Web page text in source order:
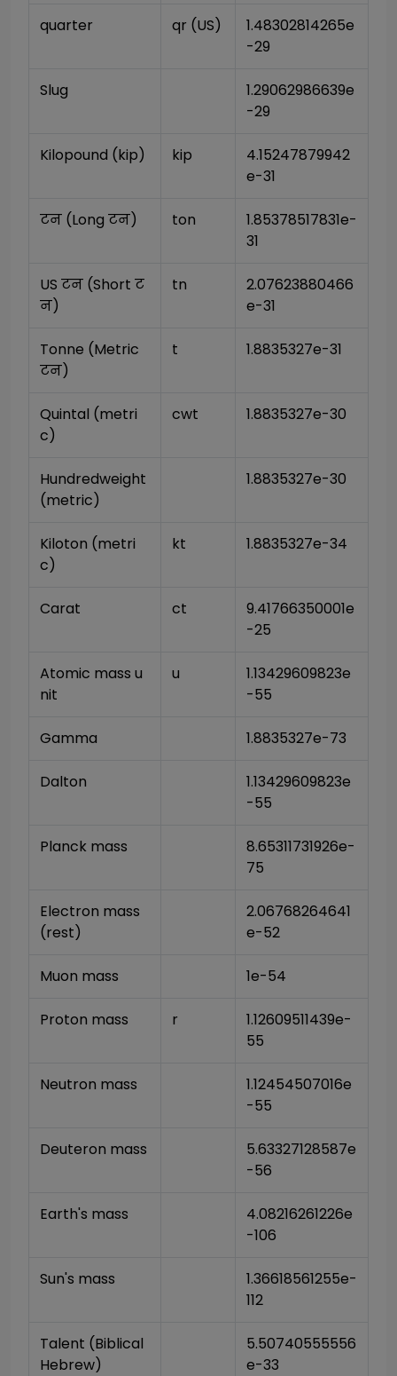
quarter qr (US)
1.48302814265e
-29
Slug
1.29062986639e
-29
Kilopound (kip) kip
4.15247879942
e-31
टन (Long टन) ton
1.85378517831e-
31
US टन (Short ट
न)
tn
2.07623880466
e-31
Tonne (Metric
टन)
t 1.8835327e-31
Quintal (metri
c)
cwt 1.8835327e-30
Hundredweight
(metric)
1.8835327e-30
Kiloton (metri
c)
kt 1.8835327e-34
Carat ct
9.41766350001e
-25
Atomic mass u
nit
u
1.13429609823e
-55
Gamma 1.8835327e-73
Dalton
1.13429609823e
-55
Planck mass
8.65311731926e-
75
Electron mass
(rest)
2.06768264641
e-52
Muon mass 1e-54
Proton mass r
1.12609511439e-
55
Neutron mass
1.12454507016e
-55
Deuteron mass
5.63327128587e
-56
Earth's mass
4.08216261226e
-106
Sun's mass
1.36618561255e-
112
Talent (Biblical
Hebrew)
5.50740555556
e-33